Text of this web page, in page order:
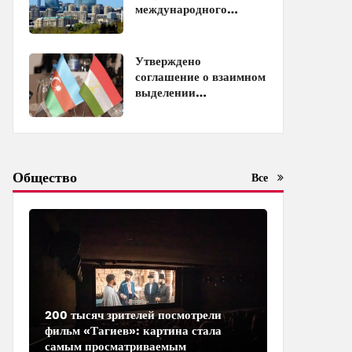
международного
Утверждено
соглашение о взаимном
выделении
Общество Все
200 тысяч зрителей посмотрели
фильм «Тагиев»: картина стала
самым просматриваемым